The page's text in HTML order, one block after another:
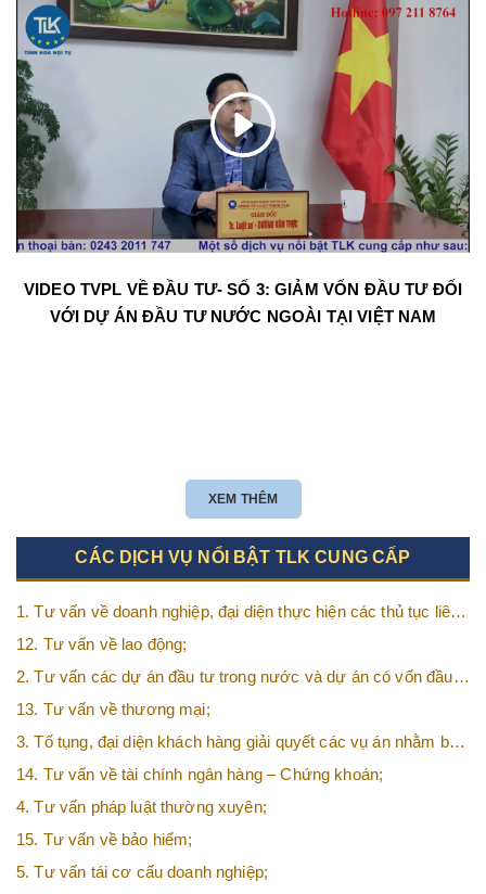
VIDEO TVPL VỀ ĐẦU TƯ- SỐ 3: GIẢM VỐN ĐẦU TƯ ĐỐI
VỚI DỰ ÁN ĐẦU TƯ NƯỚC NGOÀI TẠI VIỆT NAM
XEM THÊM
CÁC DỊCH VỤ NỔI BẬT TLK CUNG CẤP
1. Tư vấn về doanh nghiệp, đại diện thực hiện các thủ tục liên
quan tới doanh nghiệp;
12. Tư vấn về lao động;
2. Tư vấn các dự án đầu tư trong nước và dự án có vốn đầu
tư nước ngoài (FDI);
13. Tư vấn về thương mại;
3. Tố tụng, đại diện khách hàng giải quyết các vụ án nhằm bảo
vệ tối đa các quyền và lợi ích của khách hàng;
14. Tư vấn về tài chính ngân hàng – Chứng khoán;
4. Tư vấn pháp luật thường xuyên;
15. Tư vấn về bảo hiểm;
5. Tư vấn tái cơ cấu doanh nghiệp;